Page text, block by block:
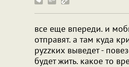
все еще впереди. и
отправят. а там куда
руzzких выведет -
будет жить. какое то